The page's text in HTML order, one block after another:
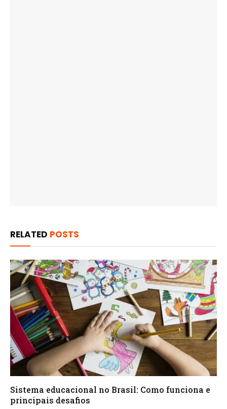
RELATED POSTS
Sistema educacional no Brasil: Como funciona e
principais desafios